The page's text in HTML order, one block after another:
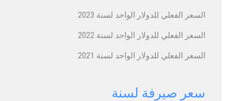
السعر الفعلي للدولار​ الواحد لسنة ​2023
سعر صيرفة لسنة